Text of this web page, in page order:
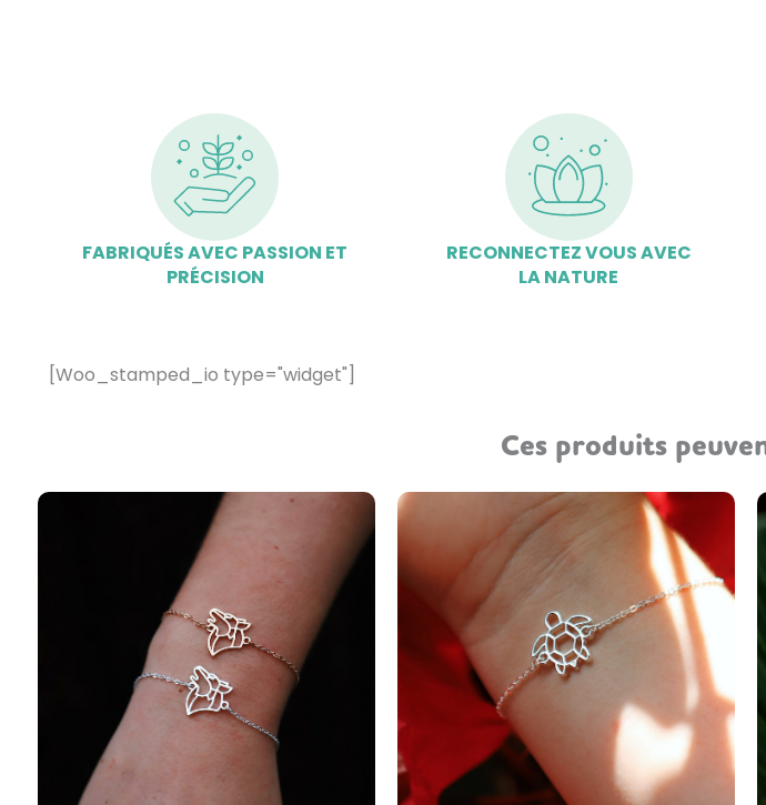
FABRIQUÉS AVEC PASSION ET
PRÉCISION
RECONNECTEZ VOUS AVEC
LA NATURE
[Woo_stamped_io type="widget"]
Ces produits